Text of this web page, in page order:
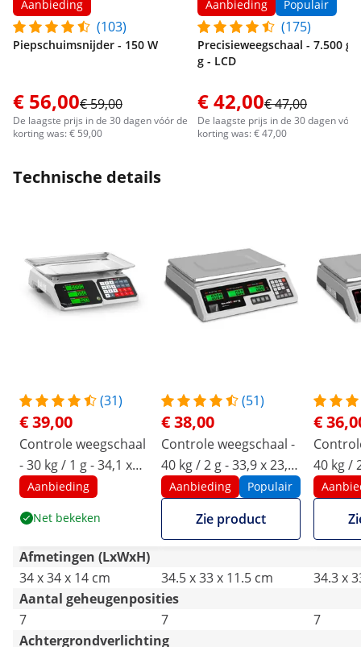
Aanbieding
(103)
Piepschuimsnijder - 150 W
€ 56,00€ 59,00
De laagste prijs in de 30 dagen vóór de
korting was: € 59,00
Aanbieding Populair
(175)
Precisieweegschaal - 7.500 g
g - LCD
€ 42,00€ 47,00
De laagste prijs in de 30 dagen vóór
korting was: € 47,00
Technische details
(31)
€ 39,00
Controle weegschaal
- 30 kg / 1 g - 34,1 x
24,1 cm - 6 functies
Aanbieding
Net bekeken
(51)
€ 38,00
Controle weegschaal -
40 kg / 2 g - 33,9 x 23,3
cm - 6 LCD
Aanbieding Populair
Zie product
€
40 kg /
cm - 6
Afmetingen (LxWxH)
34 x 34 x 14 cm
34.5 x 33 x 11.5 cm
34.3 x
Aantal geheugenposities
7
7
7
Achtergrondverlichting